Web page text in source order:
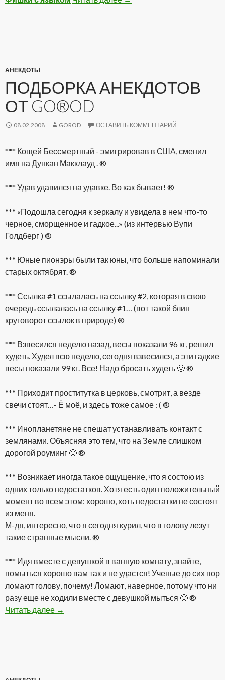
АНЕКДОТЫ
ПОДБОРКА АНЕКДОТОВ
ОТ GO®OD
08.02.2008 GOROD ОСТАВИТЬ КОММЕНТАРИЙ
*** Кощей Бессмертный - эмигрировав в США, сменил
имя на Дункан Макклауд . ®
*** Удав удавился на удавке. Во как бывает! ®
*** «Подошла сегодня к зеркалу и увидела в нем что-то
черное, сморщенное и гадкое...» (из интервью Вупи
Голдберг ) ®
*** Юные пионэры были так юны, что больше напоминали
старых октябрят. ®
*** Ссылка #1 ссылалась на ссылку #2, которая в свою
очередь ссылалась на ссылку #1… (вот такой блин
круговорот ссылок в природе) ®
*** Взвесился неделю назад, весы показали 96 кг, решил
худеть. Худел всю неделю, сегодня взвесился, а эти гадкие
весы показали 99 кг. Все! Надо бросать худеть 🙁 ®
*** Приходит проститутка в церковь, смотрит, а везде
свечи стоят…- Ё моё, и здесь тоже самое : ( ®
*** Инопланетяне не спешат устанавливать контакт с
землянами. Объясняя это тем, что на Земле слишком
дорогой роуминг 🙂 ®
*** Возникает иногда такое ощущение, что я состою из
одних только недостатков. Хотя есть один положительный
момент во всем этом: хорошо, хоть недостатки не состоят
из меня.
М-дя, интересно, что я сегодня курил, что в голову лезут
такие странные мысли. ®
*** Идя вместе с девушкой в ванную комнату, знайте,
помыться хорошо вам так и не удастся! Ученые до сих пор
ломают голову, почему! Ломают, наверное, потому что ни
разу еще не ходили вместе с девушкой мыться 🙂 ®
Читать далее Подборка анекдотов от Go®oD
→